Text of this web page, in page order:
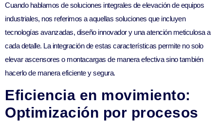
Cuando hablamos de soluciones integrales de elevación de equipos
industriales, nos referimos a aquellas soluciones que incluyen
tecnologías avanzadas, diseño innovador y una atención meticulosa a
cada detalle. La integración de estas características permite no solo
elevar ascensores o montacargas de manera efectiva sino también
hacerlo de manera eficiente y segura.
Eficiencia en movimiento:
Optimización por procesos